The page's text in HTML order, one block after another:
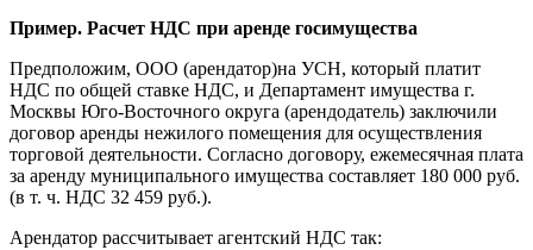
Пример. Расчет НДС при аренде госимущества
Предположим, ООО (арендатор)на УСН, который платит
НДС по общей ставке НДС, и Департамент имущества г.
Москвы Юго-Восточного округа (арендодатель) заключили
договор аренды нежилого помещения для осуществления
торговой деятельности. Согласно договору, ежемесячная плата
за аренду муниципального имущества составляет 180 000 руб.
(в т. ч. НДС 32 459 руб.).
Арендатор рассчитывает агентский НДС так: